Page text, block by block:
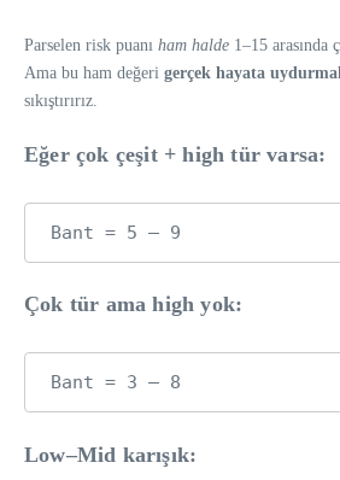
Parselen risk puanı ham halde 1–15 arasında
Ama bu ham değeri gerçek hayata
sıkıştırırız.
Eğer çok çeşit + high tür varsa:
Çok tür ama high yok:
Low–Mid karışık: